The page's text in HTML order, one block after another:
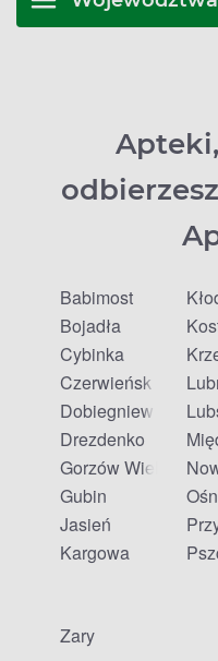
Babimost
Bojadła
Cybinka
Czerwieńsk
Dobiegniew
Drezdenko
Gorzów
Gubin
Jasień
Kargowa
Żary